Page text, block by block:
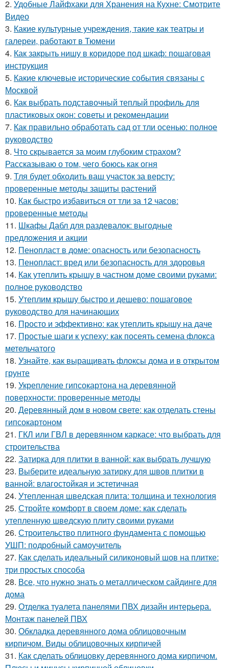
2. Удобные Лайфхаки для Хранения на Кухне: Смотрите
Видео
3. Какие культурные учреждения, такие как театры и
галереи, работают в Тюмени
4. Как закрыть нишу в коридоре под шкаф: пошаговая
инструкция
5. Какие ключевые исторические события связаны с
Москвой
6. Как выбрать подставочный теплый профиль для
пластиковых окон: советы и рекомендации
7. Как правильно обработать сад от тли осенью: полное
руководство
8. Что скрывается за моим глубоким страхом?
Рассказываю о том, чего боюсь как огня
9. Тля будет обходить ваш участок за версту:
проверенные методы защиты растений
10. Как быстро избавиться от тли за 12 часов:
проверенные методы
11. Шкафы Дабл для раздевалок: выгодные
предложения и акции
12. Пенопласт в доме: опасность или безопасность
13. Пенопласт: вред или безопасность для здоровья
14. Как утеплить крышу в частном доме своими руками:
полное руководство
15. Утеплим крышу быстро и дешево: пошаговое
руководство для начинающих
16. Просто и эффективно: как утеплить крышу на даче
17. Простые шаги к успеху: как посеять семена флокса
метельчатого
18. Узнайте, как выращивать флоксы дома и в открытом
грунте
19. Укрепление гипсокартона на деревянной
поверхности: проверенные методы
20. Деревянный дом в новом свете: как отделать стены
гипсокартоном
21. ГКЛ или ГВЛ в деревянном каркасе: что выбрать для
строительства
22. Затирка для плитки в ванной: как выбрать лучшую
23. Выберите идеальную затирку для швов плитки в
ванной: влагостойкая и эстетичная
24. Утепленная шведская плита: толщина и технология
25. Стройте комфорт в своем доме: как сделать
утепленную шведскую плиту своими руками
26. Строительство плитного фундамента с помощью
УШП: подробный самоучитель
27. Как сделать идеальный силиконовый шов на плитке:
три простых способа
28. Все, что нужно знать о металлическом сайдинге для
дома
29. Отделка туалета панелями ПВХ дизайн интерьера.
Монтаж панелей ПВХ
30. Обкладка деревянного дома облицовочным
кирпичом. Виды облицовочных кирпичей
31. Как сделать облицовку деревянного дома кирпичом.